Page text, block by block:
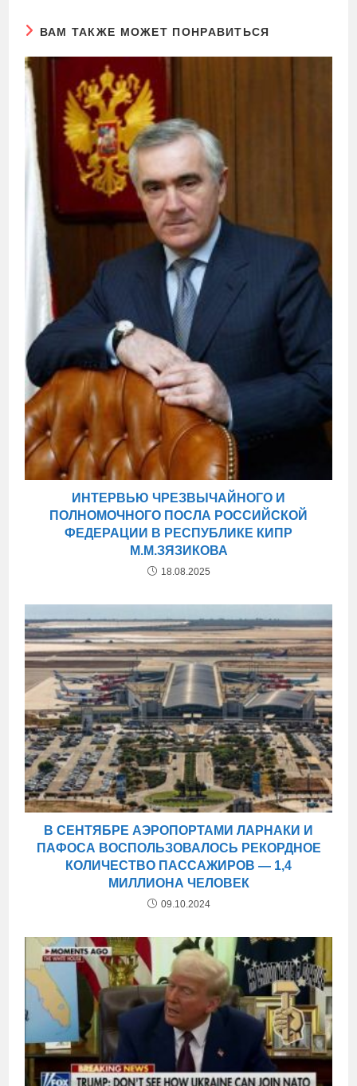
ВАМ ТАКЖЕ МОЖЕТ ПОНРАВИТЬСЯ
ИНТЕРВЬЮ ЧРЕЗВЫЧАЙНОГО И
ПОЛНОМОЧНОГО ПОСЛА РОССИЙСКОЙ
ФЕДЕРАЦИИ В РЕСПУБЛИКЕ КИПР
М.М.ЗЯЗИКОВА
18.08.2025
В СЕНТЯБРЕ АЭРОПОРТАМИ ЛАРНАКИ И
ПАФОСА ВОСПОЛЬЗОВАЛОСЬ РЕКОРДНОЕ
КОЛИЧЕСТВО ПАССАЖИРОВ — 1,4
МИЛЛИОНА ЧЕЛОВЕК
09.10.2024